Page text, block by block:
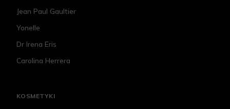
Jean Paul Gaultier
Yonelle
Dr Irena Eris
Carolina Herrera
KOSMETYKI